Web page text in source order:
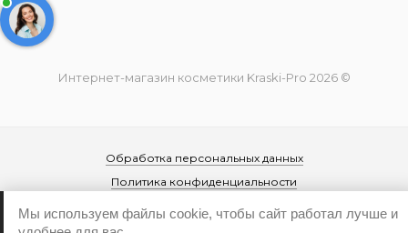
Интернет-магазин косметики Kraski-Pro 2026 ©
Обработка персональных данных
Политика конфиденциальности
Мы используем файлы cookie, чтобы сайт работал лучше и